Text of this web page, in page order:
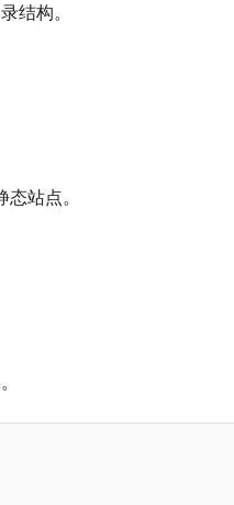
结构。
态站点。